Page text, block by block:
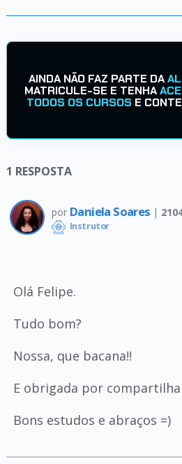
AINDA NÃO FAZ PARTE DA
MATRICULE-SE E TENHA
TODOS OS CURSOS E
1 RESPOSTA
por Daniela Soares |
Instrutor
Olá Felipe.
Tudo bom?
Nossa, que bacana!!
E obrigada por
Bons estudos e abraços =)